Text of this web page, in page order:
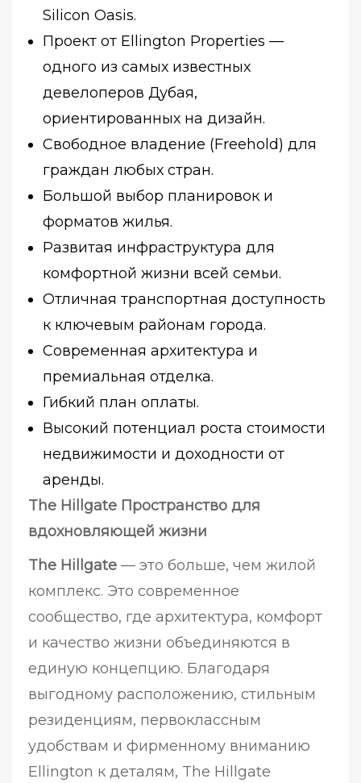
Silicon Oasis.
Проект от Ellington Properties —
одного из самых известных
девелоперов Дубая,
ориентированных на дизайн.
Свободное владение (Freehold) для
граждан любых стран.
Большой выбор планировок и
форматов жилья.
Развитая инфраструктура для
комфортной жизни всей семьи.
Отличная транспортная доступность
к ключевым районам города.
Современная архитектура и
премиальная отделка.
Гибкий план оплаты.
Высокий потенциал роста стоимости
недвижимости и доходности от
аренды.
The Hillgate Пространство для
вдохновляющей жизни
The Hillgate — это больше, чем жилой
комплекс. Это современное
сообщество, где архитектура, комфорт
и качество жизни объединяются в
единую концепцию. Благодаря
выгодному расположению, стильным
резиденциям, первоклассным
удобствам и фирменному вниманию
Ellington к деталям, The Hillgate